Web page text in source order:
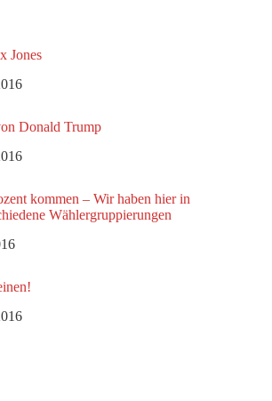
Jones
Donald Trump
kommen – Wir haben hier in
Wählergruppierungen